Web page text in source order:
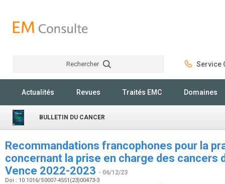
Rechercher Service
Actualités Revues Traités EMC Domaines
BULLETIN DU CANCER
Recommandations francophones pour la
concernant la prise en charge des cancers
Vence 2022-2023 - 06/12/23
Doi : 10.1016/S0007-4551(23)00473-3